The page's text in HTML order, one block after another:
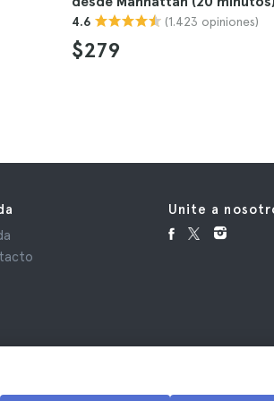
4.6 (1.423 opiniones)
$279
Unite a